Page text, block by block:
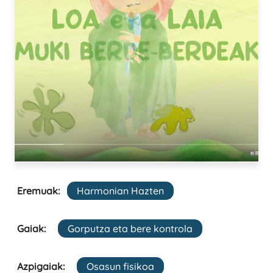
Eremuak: Harmonian Hazten
Gaiak: Gorputza eta bere kontrola
Azpigaiak: Osasun fisikoa